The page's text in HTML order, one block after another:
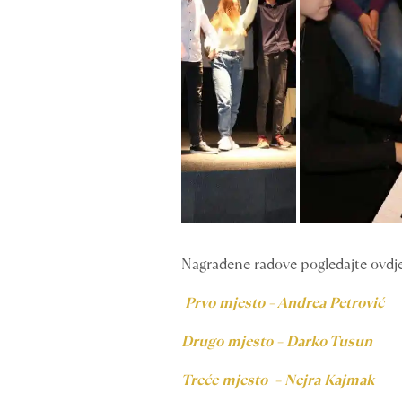
Nagrađene radove pogledajte
Prvo mjesto – Andrea Petrović
Drugo mjesto – Darko Tusun
Treće mjesto – Nejra Kajmak